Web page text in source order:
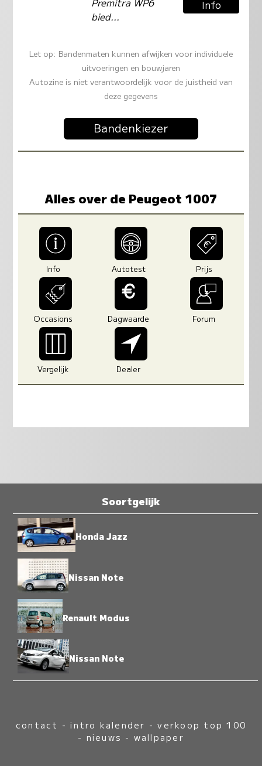
bied...
Info
Let op: Bandenmaten kunnen afwijken voor individuele
uitvoeringen en bouwjaren
Autozine is niet verantwoordelijk voor de juistheid van
deze gegevens
Bandenkiezer
Alles over de Peugeot 1007
Info Autotest Prijs
Occasions Dagwaarde Forum
Vergelijk Dealer
Soortgelijk
Honda Jazz
Nissan Note
Renault Modus
Nissan Note
contact -intro kalender -verkoop top 100
- nieuws - wallpaper